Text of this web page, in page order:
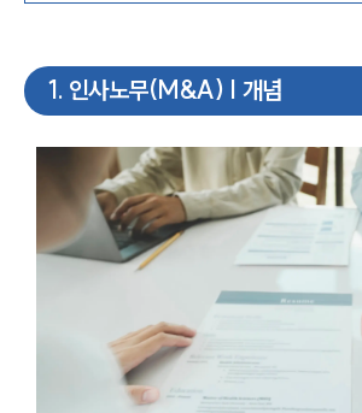
1 . 인사노무(M&A) | 개념